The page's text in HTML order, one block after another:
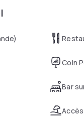
Coin
Bar